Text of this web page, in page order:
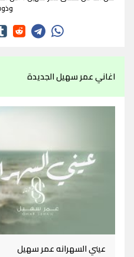
اغاني عمر سهيل الجديدة
عيني السهرانه عمر سهيل